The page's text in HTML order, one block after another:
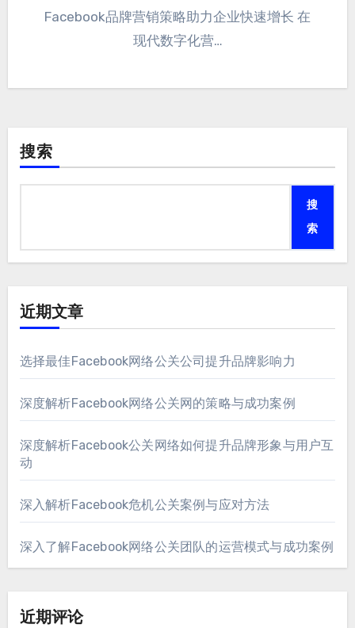
Facebook品牌营销策略助力企业快速增长 在
现代数字化营…
搜索
搜
索
近期文章
选择最佳Facebook网络公关公司提升品牌影响力
深度解析Facebook网络公关网的策略与成功案例
深度解析Facebook公关网络如何提升品牌形象与用户互
动
深入解析Facebook危机公关案例与应对方法
深入了解Facebook网络公关团队的运营模式与成功案例
近期评论